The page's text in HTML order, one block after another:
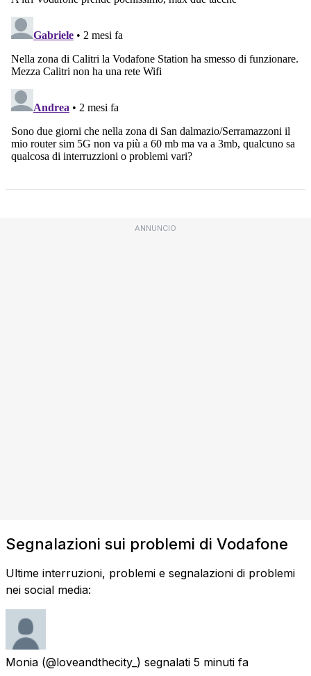
ANNUNCIO
Segnalazioni sui problemi di Vodafone
Ultime interruzioni, problemi e segnalazioni di problemi
nei social media:
Monia (@loveandthecity_) segnalati 5 minuti fa